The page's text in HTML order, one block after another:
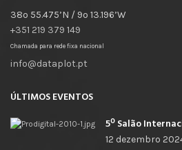
38º 55.475’N / 9º 13.196’W
+351 219 379 149
Chamada para rede fixa nacional
info@dataplot.pt
ÚLTIMOS EVENTOS
12 dezembro